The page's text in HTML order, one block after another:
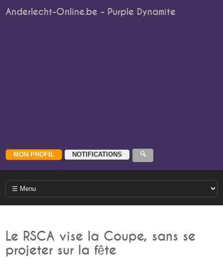
Anderlecht-Online.be - Purple Dynamite
Le RSCA vise la Coupe, sans se
projeter sur la fête